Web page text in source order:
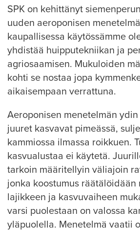
SPK on kehittänyt
uuden aeroponisen
kaupallisessa käytössämme
yhdistää huipputekniikan ja
agriosaamisen. Mukuloiden
kohti se nostaa jopa
aikaisempaan verrattuna.
Aeroponisen menetelmän
juuret kasvavat pimeässä,
kammiossa ilmassa roikkuen.
kasvualustaa ei käytetä.
tarkoin määritellyin väliajoin
jonka koostumus räätälöidään
lajikkeen ja kasvuvaiheen
varsi puolestaan on valossa
yläpuolella. Menetelmä vaatii